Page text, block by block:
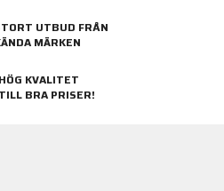
UTBUD FRÅN
MÄRKEN
HÖG KVALITET
TILL BRA PRISER!